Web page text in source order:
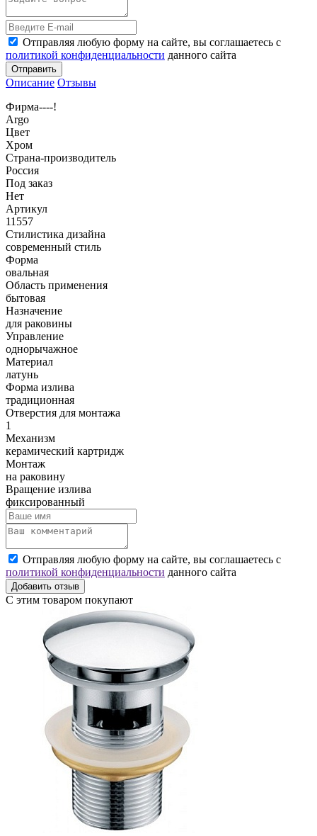
Отправляя любую форму на сайте, вы соглашаетесь с
политикой конфиденциальности данного сайта
Отправить
Описание Отзывы
Фирма----!
Argo
Цвет
Хром
Страна-производитель
Россия
Под заказ
Нет
Артикул
11557
Стилистика дизайна
современный стиль
Форма
овальная
Область применения
бытовая
Назначение
для раковины
Управление
однорычажное
Материал
латунь
Форма излива
традиционная
Отверстия для монтажа
1
Механизм
керамический картридж
Монтаж
на раковину
Вращение излива
фиксированный
Отправляя любую форму на сайте, вы соглашаетесь с
политикой конфиденциальности данного сайта
Добавить отзыв
С этим товаром покупают